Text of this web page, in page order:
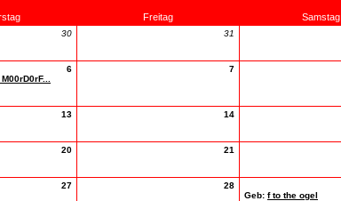
Freitag Samstag
30 31
6
7
13 14
20 21
27 28
Geb: f to the ogel